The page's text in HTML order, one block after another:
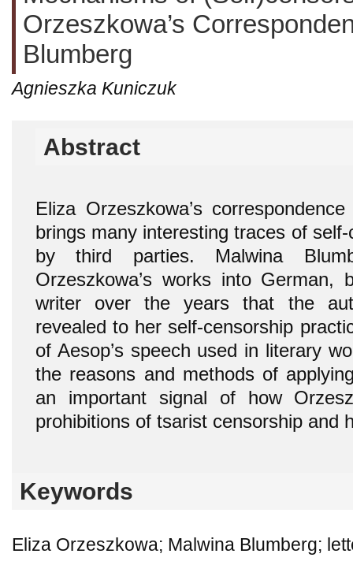
Orzeszkowa’s
Blumberg
Agnieszka Kuniczuk
Abstract
Eliza Orzeszkowa’s
brings many interesting traces of
by third parties. Malwina
Orzeszkowa’s works into
writer over the years that the
revealed to her self-censorship
of Aesop’s speech used in literary
the reasons and methods of
an important signal of how
prohibitions of tsarist censorship and
Keywords
Eliza Orzeszkowa; Malwina Blumberg;